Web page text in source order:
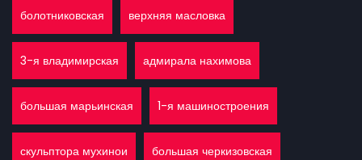
болотниковская верхняя масловка
3-я владимирская адмирала нахимова
большая марьинская 1-я машиностроения
скульптора мухинои большая черкизовская